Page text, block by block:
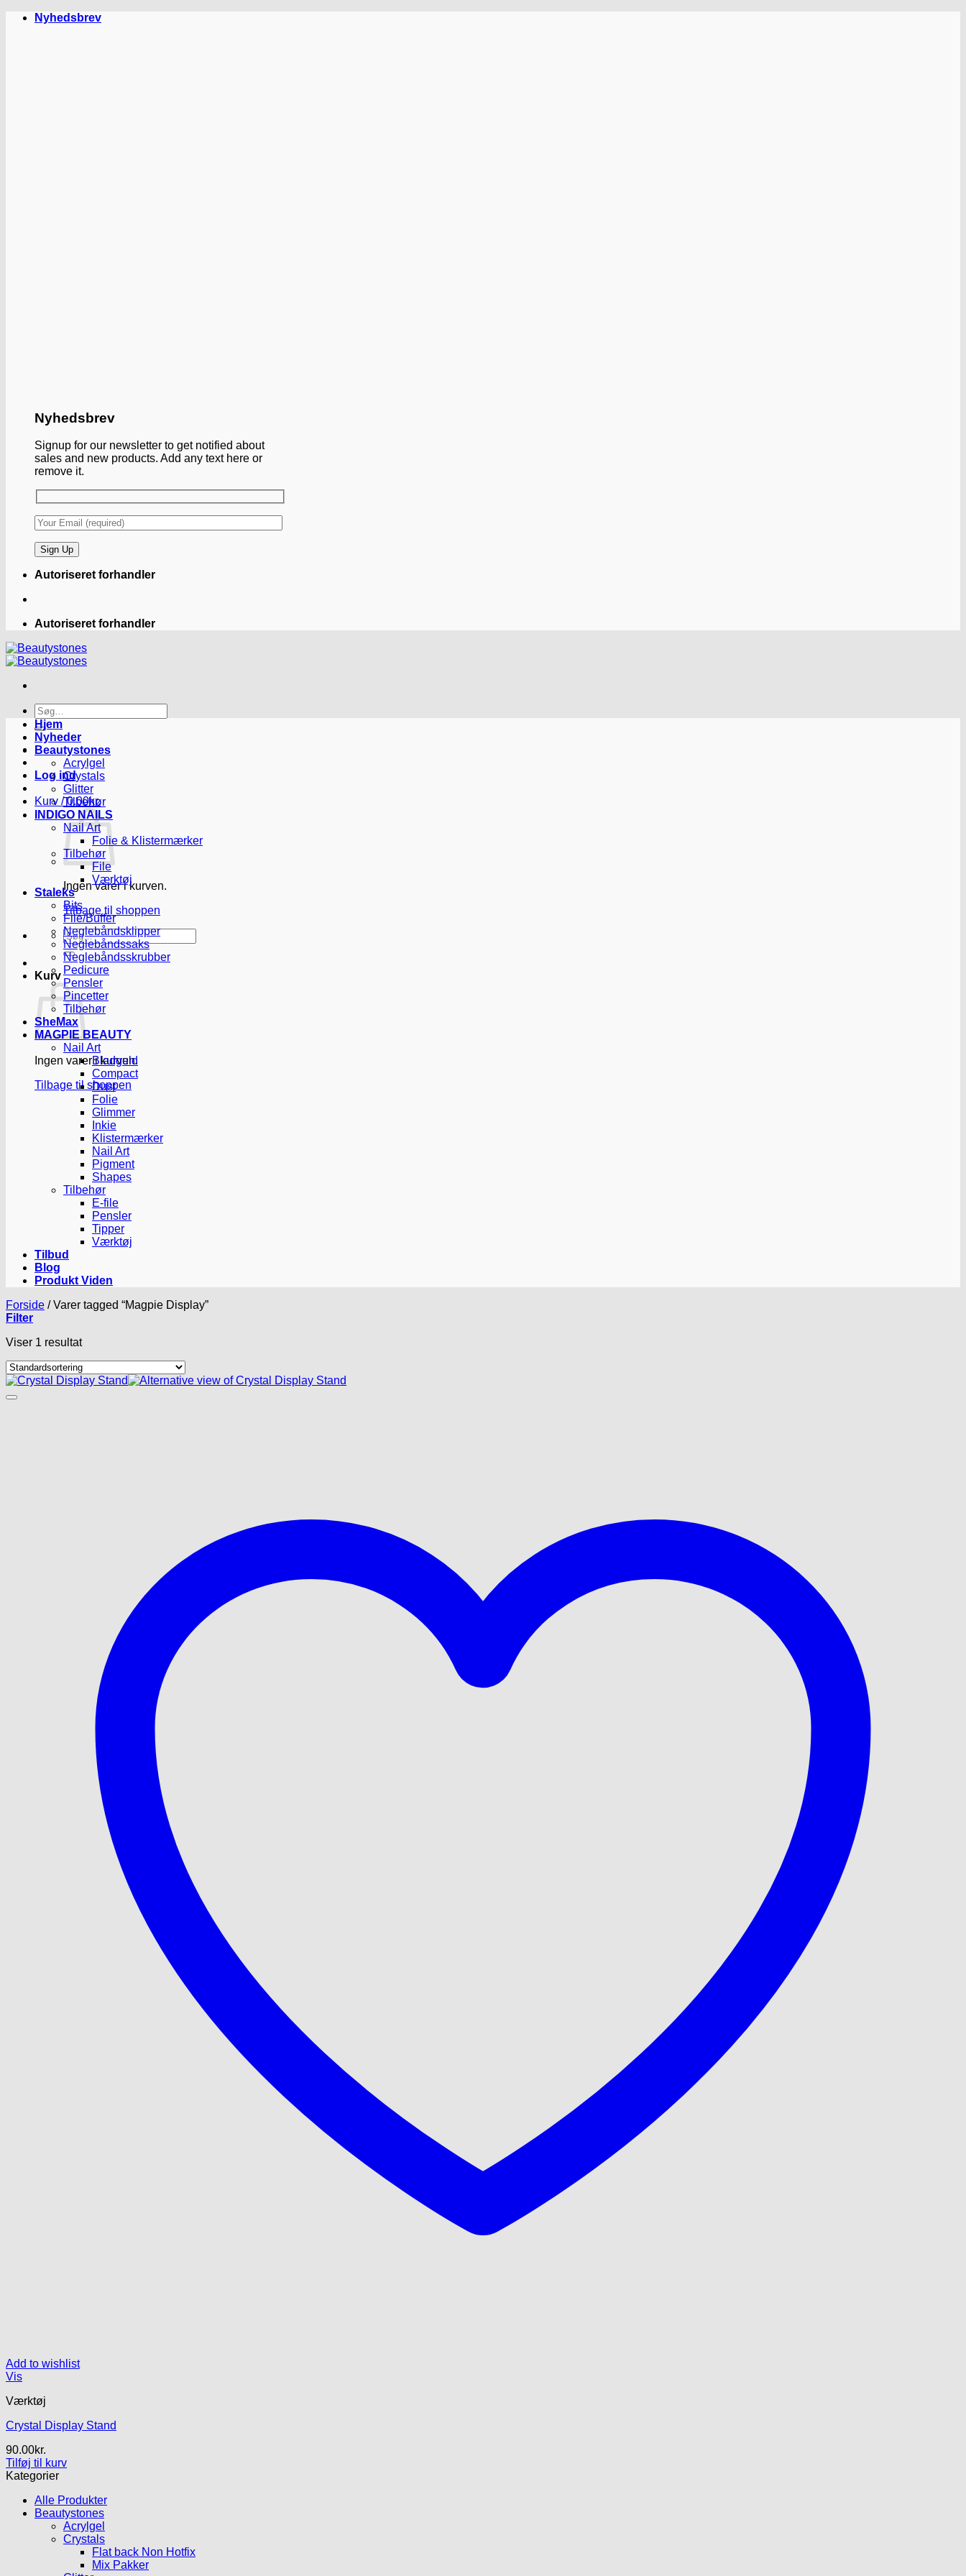
FortsætNyhedsbrev
Nyhedsbrev
Signup for our newsletter to get notified about
sales and new products. Add any text here or
remove it.
Autoriseret forhandler
Autoriseret forhandler
Søg
efter:
Log ind
Kurv /0.00kr.
Ingen varer i kurven.
Tilbage til shoppen
Søg
efter:
Kurv
Ingen varer i kurven.
Tilbage til shoppen
Hjem
Nyheder
Beautystones
Acrylgel
Crystals
Glitter
Tilbehør
INDIGO NAILS
Nail Art
Folie & Klistermærker
Tilbehør
File
Værktøj
Staleks
Bits
File/Buffer
Neglebåndsklipper
Neglebåndssaks
Neglebåndsskrubber
Pedicure
Pensler
Pincetter
Tilbehør
SheMax
MAGPIE BEAUTY
Nail Art
Bladguld
Compact
Dust
Folie
Glimmer
Inkie
Klistermærker
Nail Art
Pigment
Shapes
Tilbehør
E-file
Pensler
Tipper
Værktøj
Tilbud
Blog
Produkt Viden
Forside /Varer tagged “Magpie Display”
Filter
Viser 1 resultat
Add to wishlist
Vis
Værktøj
Crystal Display Stand
90.00kr.
Tilføj til kurv
Kategorier
Alle Produkter
Beautystones
Acrylgel
Crystals
Flat back Non Hotfix
Mix Pakker